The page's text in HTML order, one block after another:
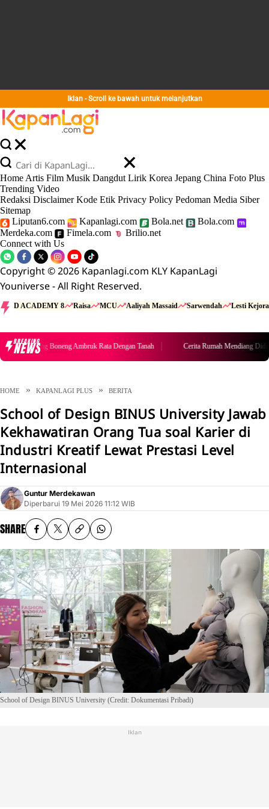
Iklan - Scroll ke bawah untuk melanjutkan
Home Artis Film Musik Dangdut Lirik Korea Jepang China Foto Plus
Trending Video
Redaksi Disclaimer Kode Etik Privacy Policy Pedoman Media Siber
Sitemap
Liputan6.com
Kapanlagi.com Bola.net
Bola.com
Merdeka.com
Fimela.com
Brilio.net
Connect with Us
Copyright © 2026 Kapanlagi.com KLY KapanLagi
Youniverse - All Right Reserved.
D ACADEMY 8 Raisa MCU Aaliyah Massaid Sarwendah Lesti Kejora
BREAKING
NEWS Cerita Rumah Mendiang Diding Boneng Ambruk Rata Dengan Tanah
HOME KAPANLAGI PLUS BERITA
School of Design BINUS University Jawab
Kekhawatiran Orang Tua soal Karier di
Industri Kreatif Lewat Prestasi Level
Internasional
Guntur Merdekawan
Diperbarui 19 Mei 2026 11:12 WIB
SHARE
School of Design BINUS University (Credit: Dokumentasi Pribadi)
Iklan